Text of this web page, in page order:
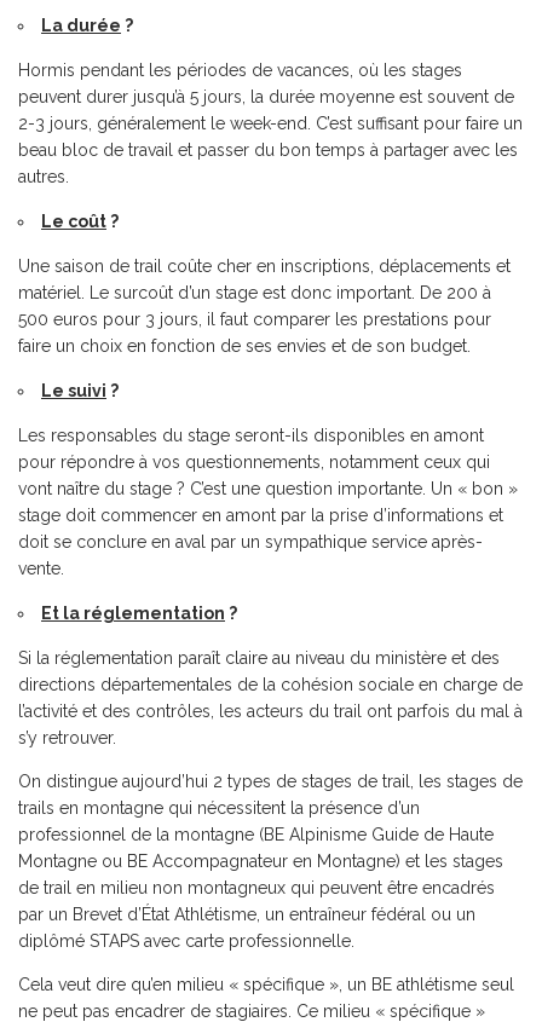
La durée ?
Hormis pendant les périodes de vacances, où les stages
peuvent durer jusqu’à 5 jours, la durée moyenne est souvent de
2-3 jours, généralement le week-end. C’est suffisant pour faire un
beau bloc de travail et passer du bon temps à partager avec les
autres.
Le coût ?
Une saison de trail coûte cher en inscriptions, déplacements et
matériel. Le surcoût d’un stage est donc important. De 200 à
500 euros pour 3 jours, il faut comparer les prestations pour
faire un choix en fonction de ses envies et de son budget.
Le suivi ?
Les responsables du stage seront-ils disponibles en amont
pour répondre à vos questionnements, notamment ceux qui
vont naître du stage ? C’est une question importante. Un « bon »
stage doit commencer en amont par la prise d’informations et
doit se conclure en aval par un sympathique service après-
vente.
Et la réglementation ?
Si la réglementation paraît claire au niveau du ministère et des
directions départementales de la cohésion sociale en charge de
l’activité et des contrôles, les acteurs du trail ont parfois du mal à
s’y retrouver.
On distingue aujourd’hui 2 types de stages de trail, les stages de
trails en montagne qui nécessitent la présence d’un
professionnel de la montagne (BE Alpinisme Guide de Haute
Montagne ou BE Accompagnateur en Montagne) et les stages
de trail en milieu non montagneux qui peuvent être encadrés
par un Brevet d’État Athlétisme, un entraîneur fédéral ou un
diplômé STAPS avec carte professionnelle.
Cela veut dire qu’en milieu « spécifique », un BE athlétisme seul
ne peut pas encadrer de stagiaires. Ce milieu « spécifique »